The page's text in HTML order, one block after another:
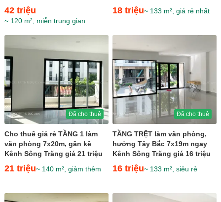
Viện giá 42 triệu
42 triệu
~ 120 m², miễn trung gian
18 triệu~ 133 m², giá rẻ nhất
Đã cho thuê
Cho thuê giá rẻ TẦNG 1 làm
văn phòng 7x20m, gần kề
Kênh Sông Trăng giá 21 triệu
21 triệu~ 140 m², giảm thêm
Đã cho thuê
TẦNG TRỆT làm văn phòng,
hướng Tây Bắc 7x19m ngay
Kênh Sông Trăng giá 16 triệu
16 triệu~ 133 m², siêu rẻ